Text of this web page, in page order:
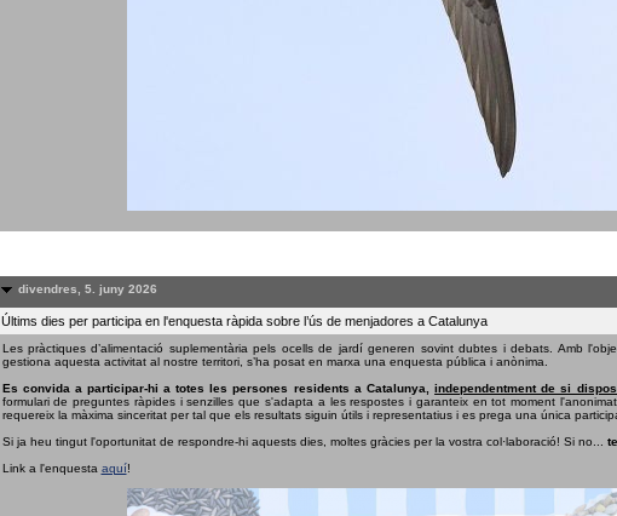
divendres, 5. juny 2026
Últims dies per participa en l'enquesta ràpida sobre l’ús de menjadores a Catalunya
Les pràctiques d’alimentació suplementària pels ocells de jardí generen sovint dubtes i debats. Amb
gestiona aquesta activitat al nostre territori, s’ha posat en marxa una enquesta pública i anònima.
Es convida a participar-hi a totes les persones residents a Catalunya,independentment de si
formulari de preguntes ràpides i senzilles que s'adapta a les respostes i garanteix en tot moment
requereix la màxima sinceritat per tal que els resultats siguin útils i representatius i es prega una única
Si ja heu tingut l'oportunitat de respondre-hi aquests dies, moltes gràcies per la vostra col·laboració! Si no...
Link a l'enquesta aquí!